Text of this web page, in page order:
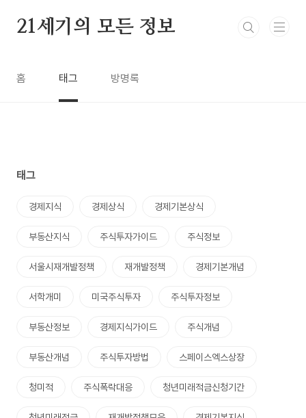
21세기의 모든 정보
홈 태그 방명록
태그
경제지식 경제상식 경제기본상식
부동산지식 주식투자가이드 주식정보
서울시재개발정책 재개발정책 경제기본개념
서학개미 미국주식투자 주식투자정보
부동산정보 경제지식가이드 주식개념
부동산개념 주식투자방법 스페이스엑스상장
청미적 주식폭락대응 청년미래적금신청기간